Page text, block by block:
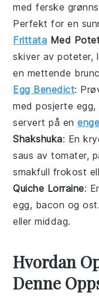
med ferske
Perfekt for en
Frittata Med
skiver av poteter,
en mettende
Egg Benedict:
med posjerte
servert på en
Shakshuka: En
saus av tomater,
smakfull frokost
Quiche Lorraine:
egg, bacon og
eller middag.
Hvordan
Denne